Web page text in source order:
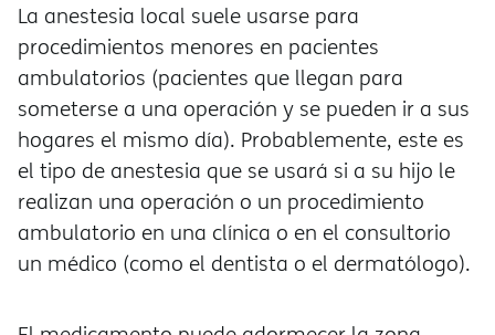
La anestesia local suele usarse para
procedimientos menores en pacientes
ambulatorios (pacientes que llegan para
someterse a una operación y se pueden ir a sus
hogares el mismo día). Probablemente, este es
el tipo de anestesia que se usará si a su hijo le
realizan una operación o un procedimiento
ambulatorio en una clínica o en el consultorio
un médico (como el dentista o el dermatólogo).